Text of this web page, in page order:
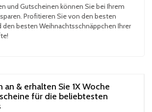
und Gutscheinen können Sie bei Ihrem
Profitieren Sie von den besten
den besten Weihnachtsschnäppchen Ihrer
an & erhalten Sie 1X Woche
für die beliebtesten